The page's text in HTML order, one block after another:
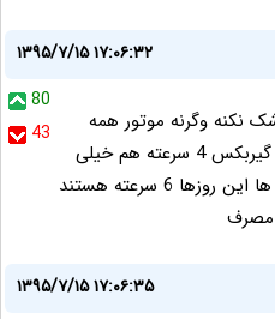
۱۳۹۵/۷/۱۵ ۱۷:۰۶:۳۲
80
43
نکنه وگرنه موتور همه
همان TU5 معروف است انتخاب گیربکس 4 سرعته هم خیلی
جالب است دیگه تمام اتوماتیک ها این روزها 6 سرعته هستند
۱۳۹۵/۷/۱۵ ۱۷:۰۶:۳۵